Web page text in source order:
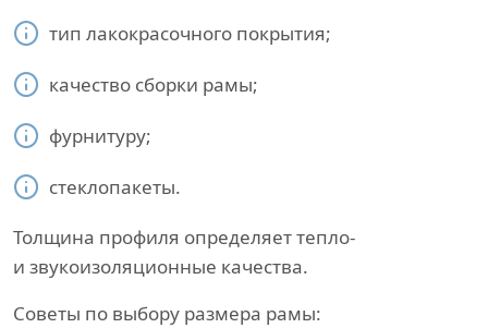
тип лакокрасочного покрытия;
качество сборки рамы;
фурнитуру;
стеклопакеты.
Толщина профиля определяет тепло-
и звукоизоляционные качества.
Советы по выбору размера рамы: